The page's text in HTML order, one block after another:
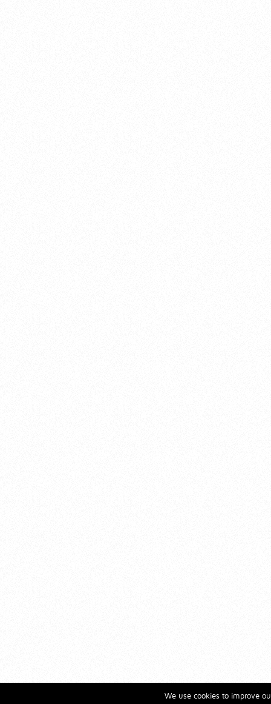
We use cookies to improve